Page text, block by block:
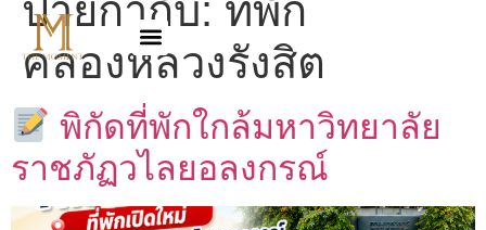
ป้ายกำกับ: ที่พัก
คลองหลวงรังสิต
พิกัดที่พักใกล้มหาวิทยาลัย
ราชภัฏวไลยอลงกรณ์